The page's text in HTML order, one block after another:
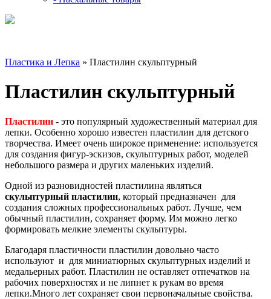
Пластика и Лепка » Пластилин скульптурный
Пластилин скульптурный
Пластилин - это популярный художественный материал для
лепки. Особенно хорошо известен пластилин для детского
творчества. Имеет очень широкое применение: используется
для создания фигур-эскизов, скульптурных работ, моделей
небольшого размера и других маленьких изделий.
Одной из разновидностей пластилина являться
скульптурный пластилин, который предназначен для
создания сложных профессиональных работ. Лучше, чем
обычный пластилин, сохраняет форму. Им можно легко
формировать мелкие элементы скульптуры.
Благодаря пластичности пластилин довольно часто
используют и для миниатюрных скульптурных изделий и
медальерных работ. Пластилин не оставляет отпечатков на
рабочих поверхностях и не липнет к рукам во время
лепки.Много лет сохраняет свои первоначальные свойства.